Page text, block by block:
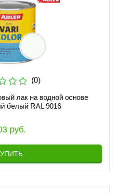
(0)
лак на водной основе
белый RAL 9016
руб.